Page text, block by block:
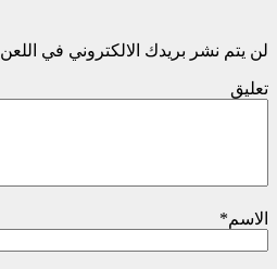
لن يتم نشر بريدك الالكتروني في اللعن
تعليق
الاسم*